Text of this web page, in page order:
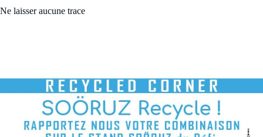
Ne laisser aucune trace